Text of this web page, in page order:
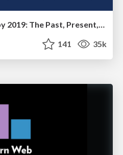
RailsConf & Balkan Ruby 2019: The Past, Present, and Future of Rails at GitHub
141 35k